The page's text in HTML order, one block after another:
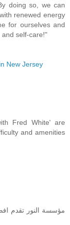
doing so, we can
renewed energy
for ourselves and
self-care!"
New Jersey
Fred White' are
and amenities
مؤسسة النور تقدم